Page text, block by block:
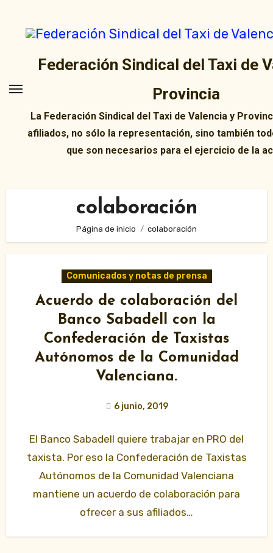
contenido
Federación Sindical del Taxi de
Provincia
La Federación Sindical del Taxi de Valencia y
afiliados, no sólo la representación, sino también
que son necesarios para el ejercicio de la
colaboración
Página de inicio colaboración
Comunicados y notas de prensa
Acuerdo de colaboración del
Banco Sabadell con la
Confederación de Taxistas
Autónomos de la Comunidad
Valenciana.
6 junio, 2019
El Banco Sabadell quiere trabajar en PRO del
taxista. Por eso la Confederación de Taxistas
Autónomos de la Comunidad Valenciana
mantiene un acuerdo de colaboración para
ofrecer a sus afiliados…